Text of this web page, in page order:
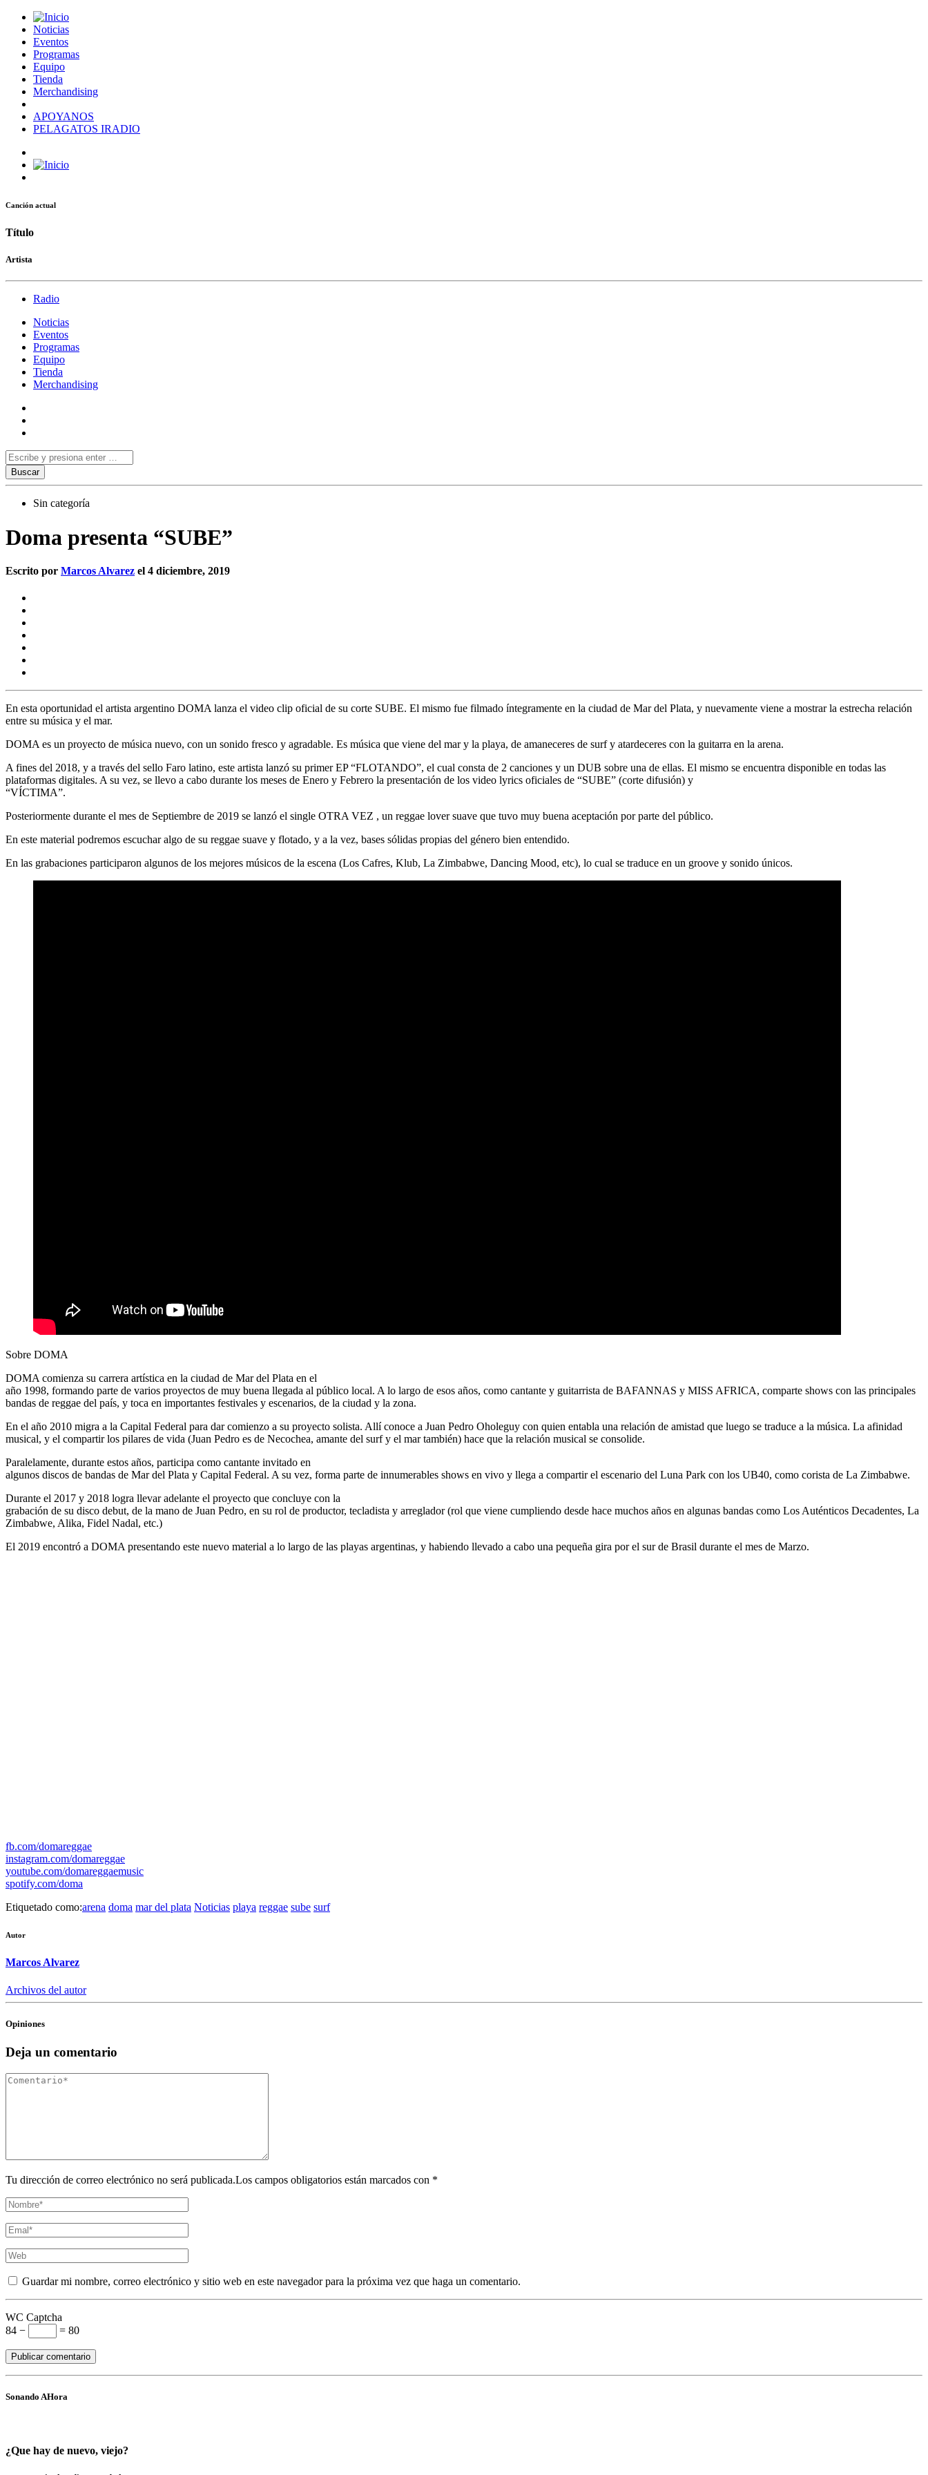
Noticias
Eventos
Programas
Equipo
Tienda
Merchandising
APOYANOS
PELAGATOS IRADIO
Canción actual
Título
Artista
Radio
Noticias
Eventos
Programas
Equipo
Tienda
Merchandising
Sin categoría
Doma presenta “SUBE”
Escrito por Marcos Alvarez el 4 diciembre, 2019
En esta oportunidad el artista argentino DOMAlanza el video clip oficial de su corte SUBE. El mismo fue filmado íntegramente en la ciudad de Mar del Plata, y nuevamente viene a mostrar la estrecha relación
entre su música y el mar.
DOMAes un proyecto de música nuevo, con un sonido fresco y agradable. Es música que viene del mar y la playa, de amaneceres de surf y atardeceres con la guitarra en la arena.
A fines del 2018, y a través del sello Faro latino, este artista lanzó su primerEP “FLOTANDO”, el cual consta de 2 canciones y un DUB sobre una de ellas. El mismo se encuentra disponible en todas las
plataformas digitales. A su vez, se llevo a cabo durante los meses de Enero y Febrero la presentación de los video lyrics oficiales de “SUBE” (corte difusión) y
“VÍCTIMA”.
Posteriormente durante el mes de Septiembre de 2019 se lanzó el single OTRA VEZ , un reggae lover suave que tuvo muy buena aceptación por parte del público.
En este material podremos escuchar algo de su reggae suave y flotado, y a la vez, bases sólidas propias del género bien entendido.
En las grabaciones participaron algunos de los mejores músicos de la escena (Los Cafres, Klub, La Zimbabwe, Dancing Mood, etc), lo cual se traduce en un groove y sonido únicos.
Sobre DOMA
DOMA comienza su carrera artística en la ciudad de Mar del Plata en el
año 1998, formando parte de varios proyectos de muy buena llegada al público local. A lo largo de esos años, como cantante y guitarrista de BAFANNAS y MISS AFRICA, comparte shows con las principales
bandas de reggae del país, y toca en importantes festivales y escenarios, de la ciudad y la zona.
En el año 2010 migra a la Capital Federal para dar comienzo a su proyecto solista. Allí conoce a Juan Pedro Oholeguy con quien entabla una relación de amistad que luego se traduce a la música. La afinidad
musical, y el compartir los pilares de vida (Juan Pedro es de Necochea, amante del surf y el mar también) hace que la relación musical se consolide.
Paralelamente, durante estos años, participa como cantante invitado en
algunos discos de bandas de Mar del Plata y Capital Federal. A su vez, forma parte de innumerables shows en vivo y llega a compartir el escenario del Luna Park con los UB40, como corista de La Zimbabwe.
Durante el 2017 y 2018 logra llevar adelante el proyecto que concluye con la
grabación de su disco debut, de la mano de Juan Pedro, en su rol de productor, tecladista y arreglador (rol que viene cumpliendo desde hace muchos años en algunas bandas como Los Auténticos Decadentes, La
Zimbabwe, Alika, Fidel Nadal, etc.)
El 2019 encontró a DOMA presentando este nuevo material a lo largo de las playas argentinas, y habiendo llevado a cabo una pequeña gira por el sur de Brasil durante el mes de Marzo.
fb.com/domareggae
instagram.com/domareggae
youtube.com/domareggaemusic
spotify.com/doma
Etiquetado como:arena doma mar del plata Noticias playa reggae sube surf
Autor
Marcos Alvarez
Archivos del autor
Opiniones
Deja un comentario
Tu dirección de correo electrónico no será publicada.Los campos obligatorios están marcados con *
Guardar mi nombre, correo electrónico y sitio web en este navegador para la próxima vez que haga un comentario.
WC Captcha
84 −
= 80
Sonando AHora
¿Que hay de nuevo, viejo?